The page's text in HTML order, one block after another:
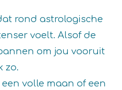
rond astrologische
voelt. Alsof de
om jou vooruit
zo.
volle maan of een